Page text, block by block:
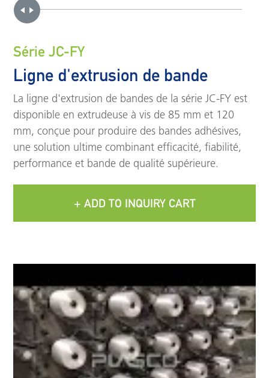
Série JC-FY
Ligne d'extrusion de bande
La ligne d'extrusion de bandes de la série JC-FY est
disponible en extrudeuse à vis de 85 mm et 120
mm, conçue pour produire des bandes adhésives,
une solution ultime combinant efficacité, fiabilité,
performance et bande de qualité supérieure.
+ ADD TO INQUIRY CART